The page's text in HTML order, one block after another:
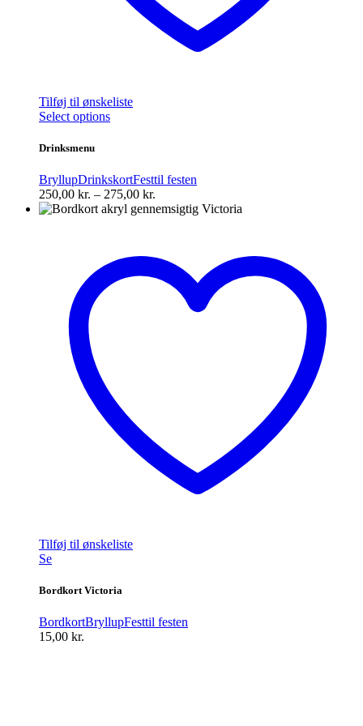
Tilføj til ønskeliste
Select optionsDette
varianter.
Mulighederne
kan
vælges
Drinksmenu
BryllupDrinkskortFesttil festen
250,00 kr. – 275,00 kr.
250,00 kr.
Tilføj til ønskeliste
Se
Bordkort Victoria
BordkortBryllupFesttil festen
15,00 kr.